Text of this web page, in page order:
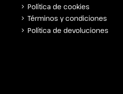
Política de cookies
Términos y condiciones
Política de devoluciones